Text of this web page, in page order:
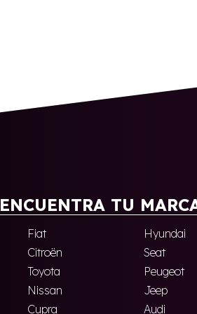
ENCUENTRA TU
Fiat Hyundai
Citroën
Seat
Toyota
Peugeot
Nissan
Jeep
Cupra
Audi